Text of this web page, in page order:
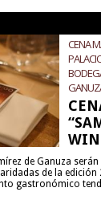
CENA
de Ganuza
de la
gastronómico